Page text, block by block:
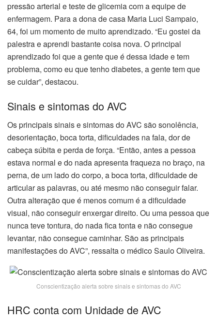
pressão arterial e teste de glicemia com a equipe de
enfermagem. Para a dona de casa Maria Luci Sampaio,
64, foi um momento de muito aprendizado. “Eu gostei da
palestra e aprendi bastante coisa nova. O principal
aprendizado foi que a gente que é dessa idade e tem
problema, como eu que tenho diabetes, a gente tem que
se cuidar”, destacou.
Sinais e sintomas do AVC
Os principais sinais e sintomas do AVC são sonolência,
desorientação, boca torta, dificuldades na fala, dor de
cabeça súbita e perda de força. “Então, antes a pessoa
estava normal e do nada apresenta fraqueza no braço, na
perna, de um lado do corpo, a boca torta, dificuldade de
articular as palavras, ou até mesmo não conseguir falar.
Outra alteração que é menos comum é a dificuldade
visual, não conseguir enxergar direito. Ou uma pessoa que
nunca teve tontura, do nada fica tonta e não consegue
levantar, não consegue caminhar. São as principais
manifestações do AVC”, ressalta o médico Saulo Oliveira.
Conscientização alerta sobre sinais e sintomas do AVC
HRC conta com Unidade de AVC